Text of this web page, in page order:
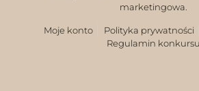
marketingowa.
Moje konto Polityka prywatności
Regulamin konkursu